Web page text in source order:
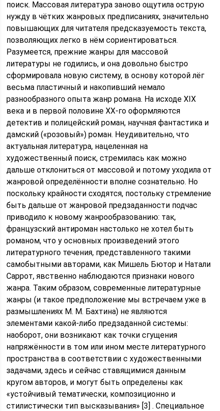
поиск. Массовая литература заново ощутила острую
нужду в чётких жанровых предписаниях, значительно
повышающих для читателя предсказуемость текста,
позволяющих легко в нём сориентироваться.
Разумеется, прежние жанры для массовой
литературы не годились, и она довольно быстро
сформировала новую систему, в основу которой лёг
весьма пластичный и накопивший немало
разнообразного опыта жанр романа. На исходе XIX
века и в первой половине XX-го оформляются
детектив и полицейский роман, научная фантастика и
дамский («розовый») роман. Неудивительно, что
актуальная литература, нацеленная на
художественный поиск, стремилась как можно
дальше отклониться от массовой и потому уходила от
жанровой определённости вполне сознательно. Но
поскольку крайности сходятся, постольку стремление
быть дальше от жанровой предзаданности подчас
приводило к новому жанрообразованию: так,
французский антироман настолько не хотел быть
романом, что у основных произведений этого
литературного течения, представленного такими
самобытными авторами, как Мишель Бютор и Натали
Саррот, явственно наблюдаются признаки нового
жанра. Таким образом, современные литературные
жанры (и такое предположение мы встречаем уже в
размышлениях М. М. Бахтина) не являются
элементами какой-либо предзаданной системы:
наоборот, они возникают как точки сгущения
напряжённости в том или ином месте литературного
пространства в соответствии с художественными
задачами, здесь и сейчас ставящимися данным
кругом авторов, и могут быть определены как
«устойчивый тематически, композиционно и
стилистически тип высказывания» [3] . Специальное